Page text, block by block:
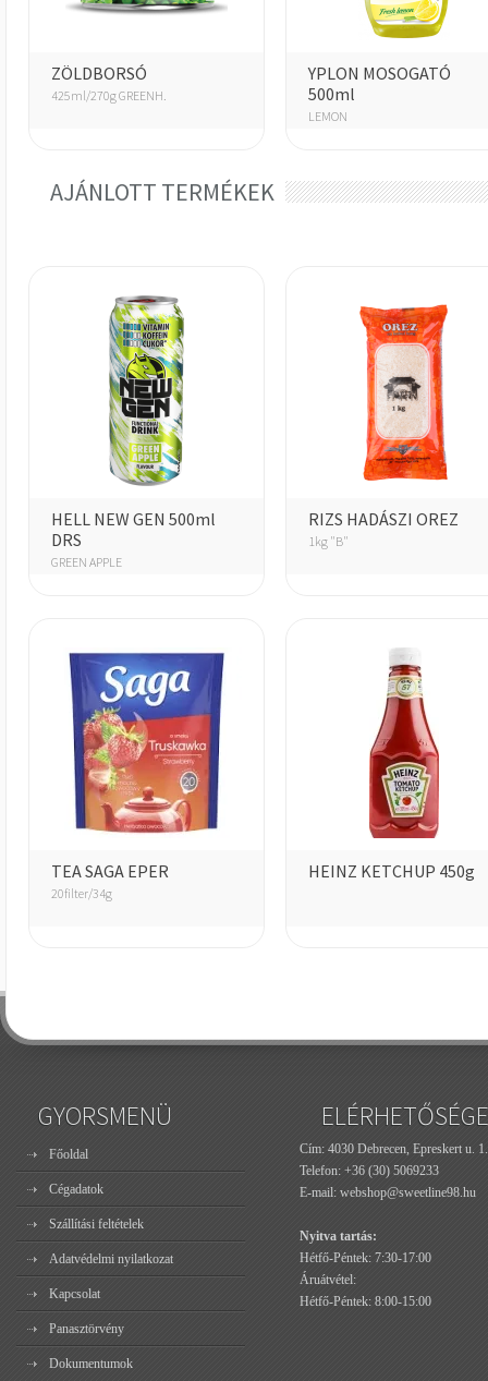
ZÖLDBORSÓ
425ml/270g GREENH.
YPLON MOSOGATÓ
500ml
LEMON
AJÁNLOTT TERMÉKEK
HELL NEW GEN 500ml
DRS
GREEN APPLE
RIZS HADÁSZI OREZ
1kg "B"
TEA SAGA EPER
20filter/34g
HEINZ KETCHUP 450g
GYORSMENÜ
Főoldal
Cégadatok
Szállítási feltételek
Adatvédelmi nyilatkozat
Kapcsolat
Panasztörvény
Dokumentumok
Cím: 4030 Debrecen, Epreskert u. 1.
Telefon: +36 (30) 5069233
E-mail: webshop@sweetline98.hu
Nyitva tartás:
Hétfő-Péntek: 7:30-17:00
Áruátvétel:
Hétfő-Péntek: 8:00-15:00